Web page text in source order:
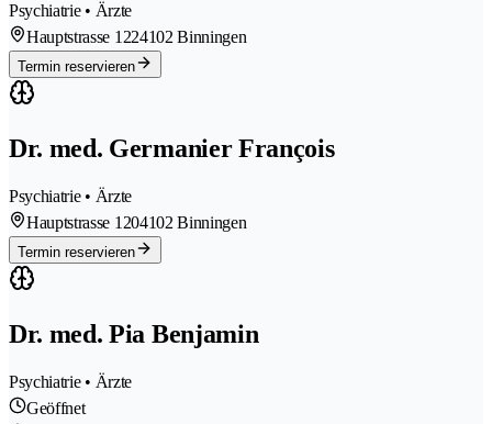
Psychiatrie • Ärzte
Hauptstrasse 1224102 Binningen
Termin reservieren
Dr. med. Germanier François
Psychiatrie • Ärzte
Hauptstrasse 1204102 Binningen
Termin reservieren
Dr. med. Pia Benjamin
Psychiatrie • Ärzte
Geöffnet